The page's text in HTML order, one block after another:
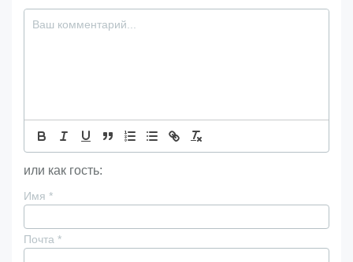
или как гость:
Имя *
Почта *